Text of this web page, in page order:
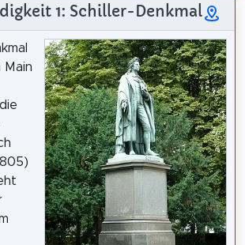
1: Schiller-Denkmal
Main